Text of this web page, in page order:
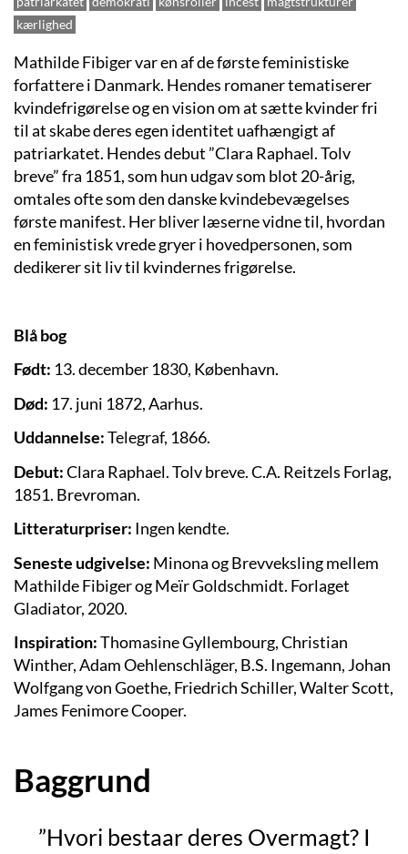
kærlighed
Mathilde Fibiger var en af de første feministiske
forfattere i Danmark. Hendes romaner tematiserer
kvindefrigørelse og en vision om at sætte kvinder fri
til at skabe deres egen identitet uafhængigt af
patriarkatet. Hendes debut ”Clara Raphael. Tolv
breve” fra 1851, som hun udgav som blot 20-årig,
omtales ofte som den danske kvindebevægelses
første manifest. Her bliver læserne vidne til, hvordan
en feministisk vrede gryer i hovedpersonen, som
dedikerer sit liv til kvindernes frigørelse.
Blå bog
Født: 13. december 1830, København.
Død: 17. juni 1872, Aarhus.
Uddannelse:Telegraf, 1866.
Debut:Clara Raphael. Tolv breve. C.A. Reitzels Forlag,
1851. Brevroman.
Litteraturpriser: Ingen kendte.
Seneste udgivelse: Minona og Brevveksling mellem
Mathilde Fibiger og Meïr Goldschmidt. Forlaget
Gladiator, 2020.
Inspiration:Thomasine Gyllembourg, Christian
Winther, Adam Oehlenschläger, B.S. Ingemann, Johan
Wolfgang von Goethe, Friedrich Schiller, Walter Scott,
James Fenimore Cooper.
Baggrund
”Hvori bestaar deres Overmagt? I